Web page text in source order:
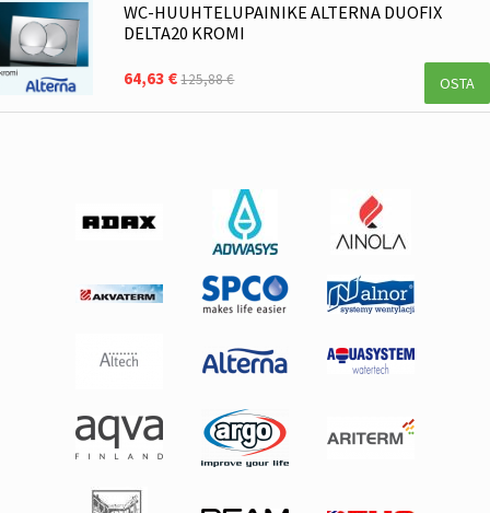
WC-HUUHTELUPAINIKE ALTERNA DUOFIX
DELTA20 KROMI
64,63 €125,88 € OSTA